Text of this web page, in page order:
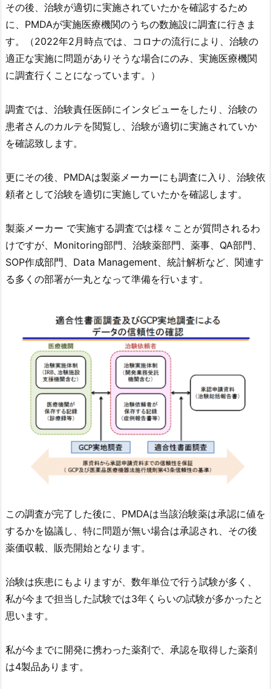
その後、治験が適切に実施されていたかを確認するため
に、PMDAが実施医療機関のうちの数施設に調査に行きま
す。（2022年2月時点では、コロナの流行に より、治験の
適正な実施に問題がありそうな場合にのみ、実施医療機関
に調査行くことになっています。）
調査では、治験責任医師にインタビューをしたり、治験の
患者さんのカルテを閲覧し、治験が適切に実施されていか
を確認致します。
更にその後、PMDAは製薬メーカーにも調査に入り、治験依
頼者として治験を適切に実施していたかを確認します。
製薬メーカー で実施する調査では様々ことが質問されるわ
けですが、Monitoring部門、治験薬部門、薬事、QA部門、
SOP作成部門、Data Management、統計解析など、関連す
る多くの部署が一丸となって準備を行います。
この調査が完了した後に、PMDAは当該治験薬は承認に値を
するかを協議し、特に問題が無い場合は承認され、その後
薬価収載、販売開始となります。
治験は疾患にもよりますが、数年単位で行う試験が多く、
私が今まで担当した試験では3年くらいの試験が多かったと
思います。
私が今までに開発に携わった薬剤で、承認を取得した薬剤
は4製品あります。